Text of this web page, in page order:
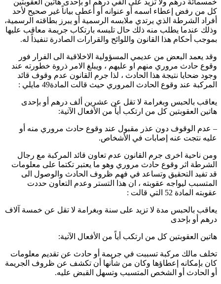
كل من رفض إعطاء اسمه أو عنوانه أو أعطى بياناً غير صحيح لأحد
أفراد الشرطة الذي يرتدي ملابسه الرسمية أو يبرز بطاقته الرسمية،
وذلك عندما يطلب منه ذلك حال تلبسه بارتكاب جريمة معاقب عليها
بموجب أحكام هذا القانون واللوائح والقرارات الصادرة تنفيذاً له.
وقد يعمد البعض من عديمي المسؤولية الاخلاقية الى الفرار فور
وقوع حادث مروري منهم او عليهم ، ويبلغ الامر ذروة خطورته عند
وجود ضحايا نتيجة هذا الحادث ، لذا جرم القانون عدم وقوف قائد
المركبة عند وقوع الحادث المروري حيث قالت المادة49 مايلي :
يعاقب بالحبس وبغرامة لا تقل عن عشرين ألف درهم أو بإحدى
هاتين العقوبتين كل من ارتكب أياً من الأفعال الآتية:
– عدم الوقوف دون عذر مقبول عند وقوع حادث مروري منه أو
عليه نتجت عنه إصابات في الأشخاص.
ومن ناحية اخرى جرم القانون عدم تعاون قائد المركبة مع رجال
الشرطة اثر وقوع حادث مروري وهو ما يعتبر تكتما على معلومات
قد تفيد التحقيق وتساعد في فهم ظروف الحادث والوصول الى
المتسبب ليواجه عقوبته ، ان هذا التستر وعدم التعاون حددت
عقوبته المادة 52 التي قالت :
يعاقب بالحبس مدة لا تزيد على سنة وبغرامة لا تقل عن خمسة آلاف
درهم أو بإحدى
هاتين العقوبتين كل من ارتكب أياً من الأفعال الآتية:
تخلف مالك مركبة تسببت في جريمة أو حادث عن تقديم معلومات
كان بإمكانه إعطاؤها وكان من شأنها أن تكشف عن ظروف الجريمة
أو الحادث أو الشخص المتسبب وتسهل القبض عليه.